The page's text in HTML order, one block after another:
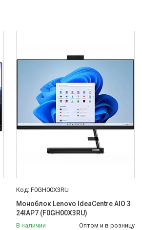
F0GH00X3RU
Моноблок Lenovo IdeaCentre AIO 3
24IAP7 (F0GH00X3RU)
В наличии Оптом и в розницу